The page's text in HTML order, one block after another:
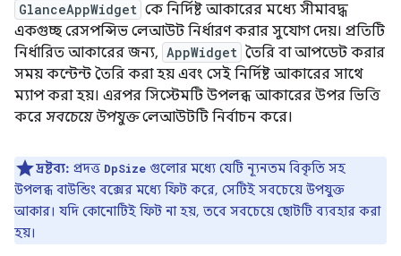
GlanceAppWidget কে নির্দিষ্ট আকারের মধ্যে সীমাবদ্ধ
একগুচ্ছ রেসপন্সিভ লেআউট নির্ধারণ করার সুযোগ দেয়। প্রতিটি
নির্ধারিত আকারের জন্য, AppWidget তৈরি বা আপডেট করার
সময় কন্টেন্ট তৈরি করা হয় এবং সেই নির্দিষ্ট আকারের সাথে
ম্যাপ করা হয়। এরপর সিস্টেমটি উপলব্ধ আকারের উপর ভিত্তি
করে সবচেয়ে উপযুক্তলেআউটটি নির্বাচন করে।
দ্রষ্টব্য: প্রদত্ত DpSize গুলোর মধ্যে যেটি ন্যূনতম বিকৃতি সহ
উপলব্ধ বাউন্ডিং বক্সের মধ্যে ফিট করে, সেটিই সবচেয়ে উপযুক্ত
আকার। যদি কোনোটিই ফিট না হয়, তবে সবচেয়ে ছোটটি ব্যবহার করা
হয়।